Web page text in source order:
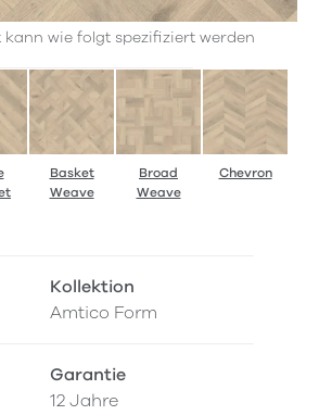
kann wie folgt spezifiziert werden
Basket
Weave
Broad
Weave
Chevron
Kollektion
Amtico Form
Garantie
12 Jahre